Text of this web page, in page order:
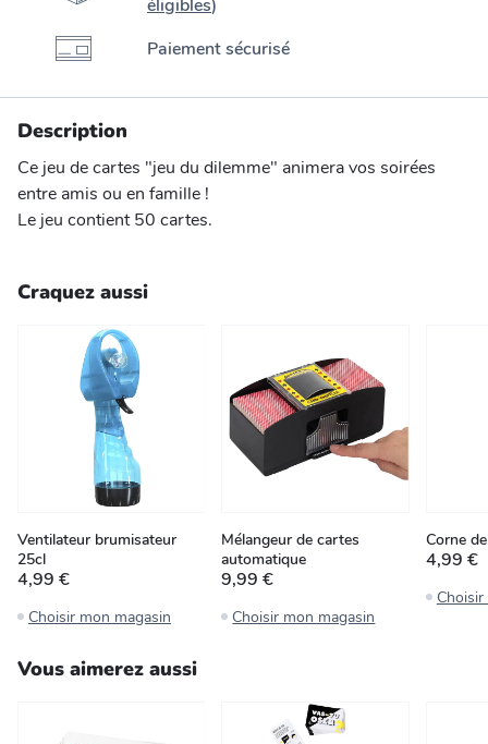
éligibles)
Paiement sécurisé
Description
Ce jeu de cartes "jeu du dilemme" animera vos soirées
entre amis ou en famille !
Le jeu contient 50 cartes.
Craquez aussi
Ventilateur brumisateur
25cl
4,99 €
Choisir mon magasin
Mélangeur de cartes
automatique
9,99 €
Choisir mon magasin
Corne
4,99 €
Vous aimerez aussi